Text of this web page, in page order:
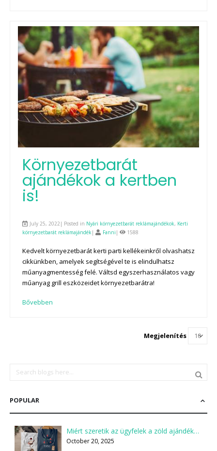
Környezetbarát
ajándékok a kertben
is!
July 25, 2022| Posted in Nyári környezetbarát reklámajándékok, Kerti
környezetbarát reklámajándék | Fanni | 1588
Kedvelt környezetbarát kerti parti kellékeinkről olvashatsz
cikkünkben, amelyek segítségével te is elindulhatsz
műanyagmentesség felé. Váltsd egyszerhasználatos vagy
műanyag grill eszközeidet környezetbarátra!
Bővebben
Megjelenítés
POPULAR
Miért szeretik az ügyfelek a zöld ajándékokat?
October 20, 2025